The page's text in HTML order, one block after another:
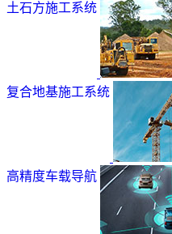
土石方施工系统
复合地基施工系统
高精度车载导航